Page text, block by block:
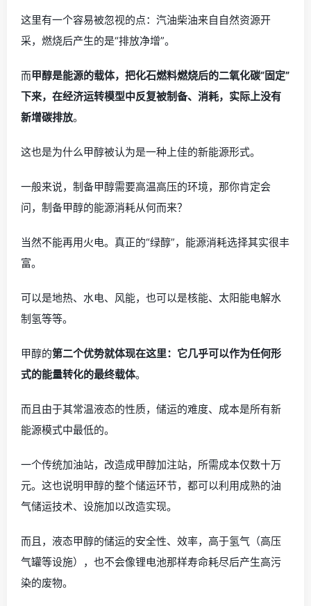
这里有一个容易被忽视的点：汽油柴油来自自然资源开
采，燃烧后产生的是“排放净增”。
而甲醇是能源的载体，把化石燃料燃烧后的二氧化碳“固定”
下来，在经济运转模型中反复被制备、消耗，实际上没有
新增碳排放。
这也是为什么甲醇被认为是一种上佳的新能源形式。
一般来说，制备甲醇需要高温高压的环境，那你肯定会
问，制备甲醇的能源消耗从何而来？
当然不能再用火电。真正的“绿醇”，能源消耗选择其实很丰
富。
可以是地热、水电、风能，也可以是核能、太阳能电解水
制氢等等。
甲醇的第二个优势就体现在这里：它几乎可以作为任何形
式的能量转化的最终载体。
而且由于其常温液态的性质，储运的难度、成本是所有新
能源模式中最低的。
一个传统加油站，改造成甲醇加注站，所需成本仅数十万
元。这也说明甲醇的整个储运环节，都可以利用成熟的油
气储运技术、设施加以改造实现。
而且，液态甲醇的储运的安全性、效率，高于氢气（高压
气罐等设施），也不会像锂电池那样寿命耗尽后产生高污
染的废物。